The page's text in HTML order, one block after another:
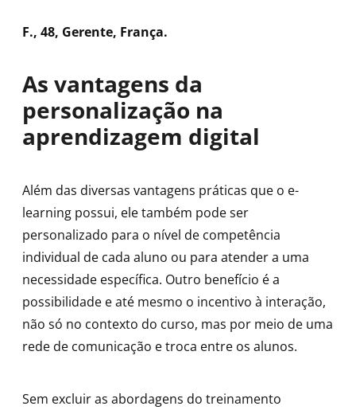
F., 48, Gerente, França.
As vantagens da
personalização na
aprendizagem digital
Além das diversas vantagens práticas que o e-
learning possui, ele também pode ser
personalizado para o nível de competência
individual de cada aluno ou para atender a uma
necessidade específica. Outro benefício é a
possibilidade e até mesmo o incentivo à interação,
não só no contexto do curso, mas por meio de uma
rede de comunicação e troca entre os alunos.
Sem excluir as abordagens do treinamento